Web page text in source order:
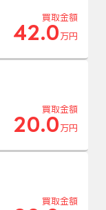
買取金額
42.0 万円
買取金額
20.0 万円
買取金額